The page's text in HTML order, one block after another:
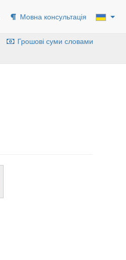
Мовна консультація
Грошові суми словами